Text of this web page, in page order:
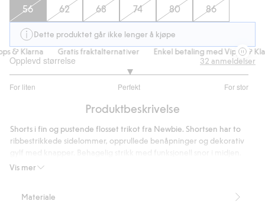
56 62 68 74 80 86
Dette produktet går ikke lenger å kjøpe
& Klarna
Gratis fraktalternativer Enkel betaling med Vipps &
Opplevd størrelse
For liten Perfekt For stor
av
26
stemmer
32 anmeldelser
Produktbeskrivelse
Vis mer
Shorts i fin og pustende flosset trikot fra Newbie. Shortsen har to
ribbestrikkede sidelommer, opprullede benåpninger og dekorativ
Myk babyshorts laget av økologisk bomull.
Organic cotton – GOTS
Materiale